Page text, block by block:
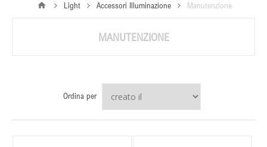
Light Accessori Illuminazione Manutenzione
MANUTENZIONE
Ordina per